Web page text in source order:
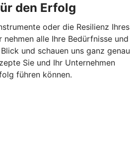
den Erfolg
oder die Resilienz Ihres
nehmen alle Ihre Bedürfnisse und
und schauen uns ganz genau
Sie und Ihr Unternehmen
führen können.